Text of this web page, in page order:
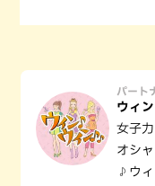
パート
ウィ
女子
オシ
♪ウ